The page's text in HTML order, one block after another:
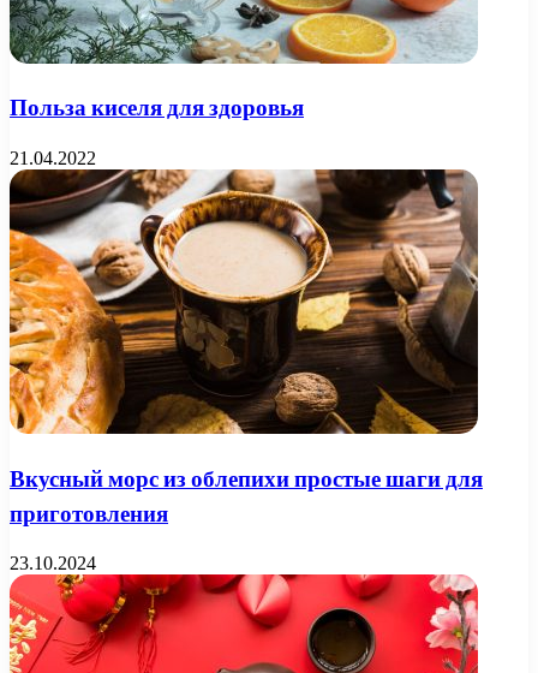
Польза киселя для здоровья
21.04.2022
Вкусный морс из облепихи простые шаги для
приготовления
23.10.2024